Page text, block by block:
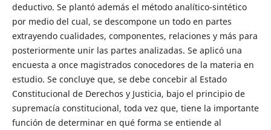
deductivo. Se plantó además el método analítico-sintético
por medio del cual, se descompone un todo en partes
extrayendo cualidades, componentes, relaciones y más para
posteriormente unir las partes analizadas. Se aplicó una
encuesta a once magistrados conocedores de la materia en
estudio. Se concluye que, se debe concebir al Estado
Constitucional de Derechos y Justicia, bajo el principio de
supremacía constitucional, toda vez que, tiene la importante
función de determinar en qué forma se entiende al